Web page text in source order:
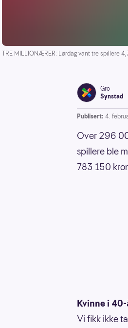
TRE MILLIONÆRER: Lørdag vant tre spillere
Gro
Synstad
Publisert: 4.
Over 296
spillere ble
783 150
Kvinne i
Vi fikk ikke